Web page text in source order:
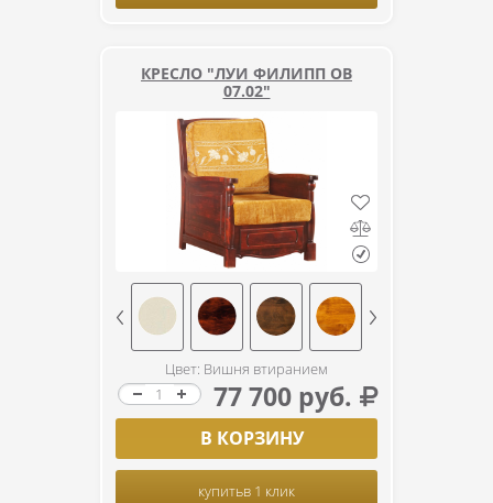
КРЕСЛО "ЛУИ ФИЛИПП ОВ
07.02"
Цвет: Вишня втиранием
77 700 руб.
В КОРЗИНУ
купитьв 1 клик